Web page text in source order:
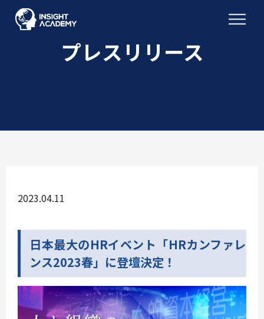
プレスリリース
2023.04.11
日本最大のHRイベント「HRカンファレ
ンス2023春」に登壇決定！